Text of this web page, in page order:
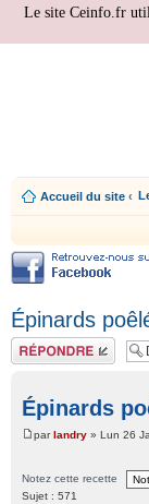
Accueil du site ‹
Épinards
Répondre
Épinards
parlandry » Lun 26
Notez cette recette
Sujet : 571
Le site Ceinfo.fr